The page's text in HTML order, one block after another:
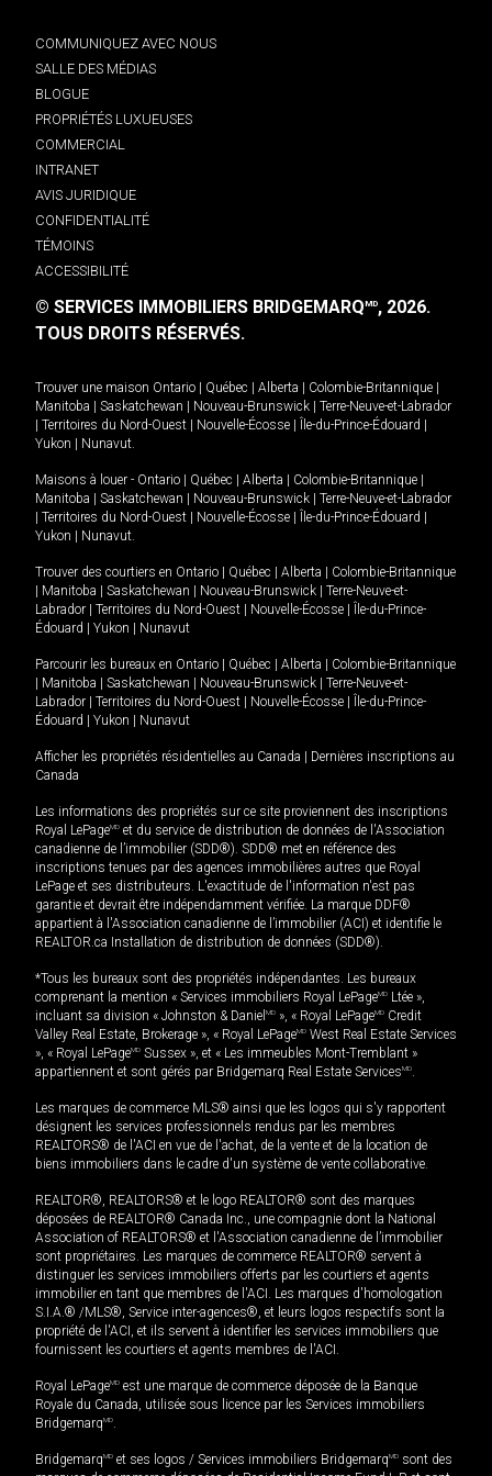
COMMUNIQUEZ AVEC NOUS
SALLE DES MÉDIAS
BLOGUE
PROPRIÉTÉS LUXUEUSES
COMMERCIAL
INTRANET
AVIS JURIDIQUE
CONFIDENTIALITÉ
TÉMOINS
ACCESSIBILITÉ
© SERVICES IMMOBILIERS BRIDGEMARQMD, 2026.
TOUS DROITS RÉSERVÉS.
Trouver une maison Ontario Québec Alberta Colombie-Britannique
Manitoba
Saskatchewan Nouveau-Brunswick
Terre-Neuve-et-Labrador
Territoires du Nord-Ouest Nouvelle-Écosse Île-du-Prince-Édouard
Yukon
Nunavut.
Maisons à louer - Ontario Québec Alberta Colombie-Britannique
Manitoba
Saskatchewan Nouveau-Brunswick
Terre-Neuve-et-Labrador
Territoires du Nord-Ouest Nouvelle-Écosse Île-du-Prince-Édouard
Yukon
Nunavut.
Trouver des courtiers en Ontario Québec Alberta
Colombie-Britannique
Manitoba Saskatchewan Nouveau-Brunswick
Terre-Neuve-et-
Labrador
Territoires du Nord-Ouest Nouvelle-Écosse
Île-du-Prince-
Édouard
Yukon Nunavut
Parcourir les bureaux en Ontario Québec Alberta
Colombie-Britannique
Manitoba Saskatchewan Nouveau-Brunswick
Terre-Neuve-et-
Labrador
Territoires du Nord-Ouest Nouvelle-Écosse
Île-du-Prince-
Édouard
Yukon Nunavut
Afficher les propriétés résidentielles au Canada
Dernières inscriptions au
Canada
Les informations des propriétés sur ce site proviennent des inscriptions
Royal LePageMD et du service de distribution de données de l'Association
canadienne de l’immobilier (SDD®). SDD® met en référence des
inscriptions tenues par des agences immobilières autres que Royal
LePage et ses distributeurs. L'exactitude de l'information n'est pas
garantie et devrait être indépendamment vérifiée. La marque DDF®
appartient à l'Association canadienne de l’immobilier (ACI) et identifie le
REALTOR.ca Installation de distribution de données (SDD®).
*Tous les bureaux sont des propriétés indépendantes. Les bureaux
comprenant la mention « Services immobiliers Royal LePageMD Ltée »,
incluant sa division « Johnston & Daniel MD », « Royal LePageMD Credit
Valley Real Estate, Brokerage », « Royal LePageMD West Real Estate Services
», « Royal LePageMD Sussex », et « Les immeubles Mont-Tremblant »
appartiennent et sont gérés par Bridgemarq Real Estate ServicesMD.
Les marques de commerce MLS® ainsi que les logos qui s'y rapportent
désignent les services professionnels rendus par les membres
REALTORS® de l'ACI en vue de l'achat, de la vente et de la location de
biens immobiliers dans le cadre d'un système de vente collaborative.
REALTOR®, REALTORS® et le logo REALTOR® sont des marques
déposées de REALTOR® Canada Inc., une compagnie dont la National
Association of REALTORS® et l'Association canadienne de l’immobilier
sont propriétaires. Les marques de commerce REALTOR® servent à
distinguer les services immobiliers offerts par les courtiers et agents
immobilier en tant que membres de l'ACI. Les marques d'homologation
S.I.A.® /MLS®, Service inter-agences®, et leurs logos respectifs sont la
propriété de l'ACI, et ils servent à identifier les services immobiliers que
fournissent les courtiers et agents membres de l'ACI.
Royal LePageMD est une marque de commerce déposée de la Banque
Royale du Canada, utilisée sous licence par les Services immobiliers
BridgemarqMD.
BridgemarqMD et ses logos / Services immobiliers BridgemarqMD sont des